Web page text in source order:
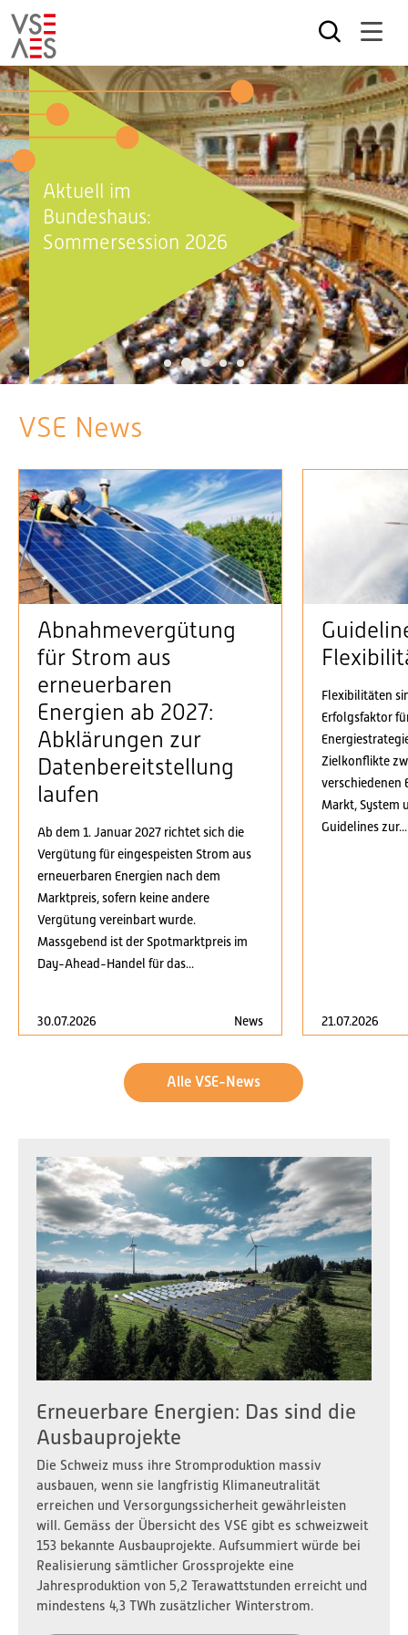
Direkt
zum
Inhalt
Aktuell im
Bundeshaus:
Sommersession 2026
1 2 3 4 5
VSE News
Abnahmevergütung
für Strom aus
erneuerbaren
Energien ab 2027:
Abklärungen zur
Datenbereitstellung
laufen
Ab dem 1. Januar 2027 richtet sich die
Vergütung für eingespeisten Strom aus
erneuerbaren Energien nach dem
Marktpreis, sofern keine andere
Vergütung vereinbart wurde.
Massgebend ist der Spotmarktpreis im
Day-Ahead-Handel für das...
30.07.2026 News
Flexibilitäten
Erfolgsfaktor
Zielkonflikte
verschiedenen
Markt, System
Guidelines zur...
21.07.2026
Alle VSE-News
Erneuerbare Energien: Das sind die
Ausbauprojekte
Die Schweiz muss ihre Stromproduktion massiv
ausbauen, wenn sie langfristig Klimaneutralität
erreichen und Versorgungssicherheit gewährleisten
will. Gemäss der Übersicht des VSE gibt es schweizweit
153 bekannte Ausbauprojekte. Aufsummiert würde bei
Realisierung sämtlicher Grossprojekte eine
Jahresproduktion von 5,2 Terawattstunden erreicht und
mindestens 4,3 TWh zusätzlicher Winterstrom.